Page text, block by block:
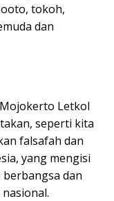
tokoh,
dan
Letkol
seperti kita
falsafah dan
yang mengisi
dan